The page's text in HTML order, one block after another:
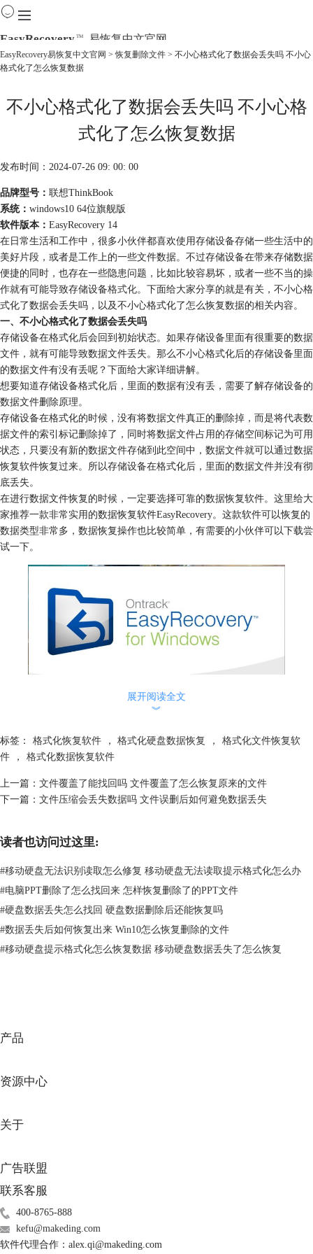
EasyRecovery TM 易恢复中文官网
下载
EasyRecovery易恢复中文官网 >恢复删除文件 > 不小心格式化了数据会丢失吗 不小心
格式化了怎么恢复数据
不小心格式化了数据会丢失吗 不小心格
式化了怎么恢复数据
发布时间：2024-07-26 09: 00: 00
品牌型号： 联想ThinkBook
系统： windows10 64位旗舰版
软件版本： EasyRecovery 14
在日常生活和工作中，很多小伙伴都喜欢使用存储设备存储一些生活中的
美好片段，或者是工作上的一些文件数据。不过存储设备在带来存储数据
便捷的同时，也存在一些隐患问题，比如比较容易坏，或者一些不当的操
作就有可能导致存储设备格式化。下面给大家分享的就是有关，不小心格
式化了数据会丢失吗，以及不小心格式化了怎么恢复数据的相关内容。
一、不小心格式化了数据会丢失吗
存储设备在格式化后会回到初始状态。如果存储设备里面有很重要的数据
文件，就有可能导致数据文件丢失。那么不小心格式化后的存储设备里面
的数据文件有没有丢呢？下面给大家详细讲解。
想要知道存储设备格式化后，里面的数据有没有丢，需要了解存储设备的
数据文件删除原理。
存储设备在格式化的时候，没有将数据文件真正的删除掉，而是将代表数
据文件的索引标记删除掉了，同时将数据文件占用的存储空间标记为可用
状态，只要没有新的数据文件存储到此空间中，数据文件就可以通过数据
恢复软件恢复过来。所以存储设备在格式化后，里面的数据文件并没有彻
底丢失。
在进行数据文件恢复的时候，一定要选择可靠的数据恢复软件。这里给大
家推荐一款非常实用的数据恢复软件EasyRecovery。这款软件可以恢复的
数据类型非常多，数据恢复操作也比较简单，有需要的小伙伴可以下载尝
试一下。
二、不小心格式化了怎么恢复数据
以通过数据恢复软件进行恢复的。下面使用EasyRecovery给大家演示恢复
方法。
项，表示要恢复存储设备内的所有数据类型，包括文件夹以及各种办公文
件。
2.在“从恢复”窗口，勾选“已连接硬盘”下的存储设备名称，点击“扫描”按
展开阅读全文
︾
标签： 格式化恢复软件 ， 格式化硬盘数据恢复 ，
格式化文件恢复软
件
， 格式化数据恢复软件
上一篇： 文件覆盖了能找回吗 文件覆盖了怎么恢复原来的文件
下一篇： 文件压缩会丢失数据吗 文件误删后如何避免数据丢失
读者也访问过这里:
#移动硬盘无法识别读取怎么修复 移动硬盘无法读取提示格式化怎么办
#电脑PPT删除了怎么找回来 怎样恢复删除了的PPT文件
#硬盘数据丢失怎么找回 硬盘数据删除后还能恢复吗
#数据丢失后如何恢复出来 Win10怎么恢复删除的文件
#移动硬盘提示格式化怎么恢复数据 移动硬盘数据丢失了怎么恢复
产品
资源中心
关于
广告联盟
联系客服
400-8765-888
kefu@makeding.com
软件代理合作：alex.qi@makeding.com